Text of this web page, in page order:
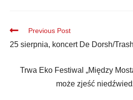
Previous Post
25 sierpnia, koncert De Dorsh/
Trwa Eko Festiwal „Między
może zjeść